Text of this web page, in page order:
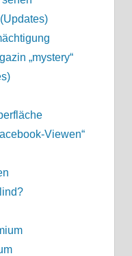
„mystery“
Viewen“